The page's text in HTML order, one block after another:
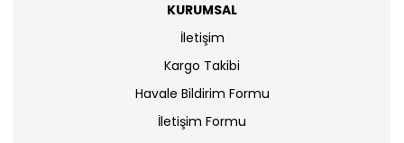
KURUMSAL
İletişim
Kargo Takibi
Havale Bildirim Formu
İletişim Formu